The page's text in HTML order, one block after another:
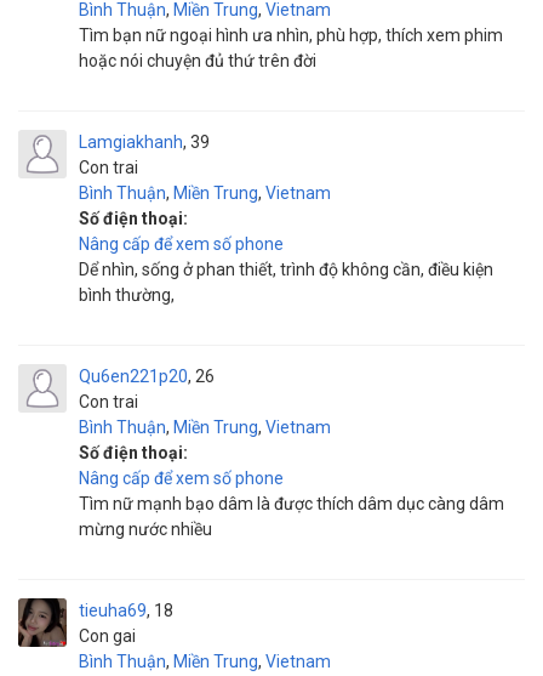
Bình Thuận, Miền Trung, Vietnam
Tìm bạn nữ ngoại hình ưa nhìn, phù hợp, thích xem phim
hoặc nói chuyện đủ thứ trên đời
Lamgiakhanh
Con trai
39
Bình Thuận, Miền Trung, Vietnam
Số điện thoại:
Nâng cấp để xem số phone
Dể nhìn, sống ở phan thiết, trình độ không cần, điều kiện
bình thường,
Qu6en221p20
Con trai
26
Bình Thuận, Miền Trung, Vietnam
Số điện thoại:
Nâng cấp để xem số phone
Tìm nữ mạnh bạo dâm là được thích dâm dục càng dâm
mừng nước nhiều
tieuha69
Con gai
18
Bình Thuận, Miền Trung, Vietnam